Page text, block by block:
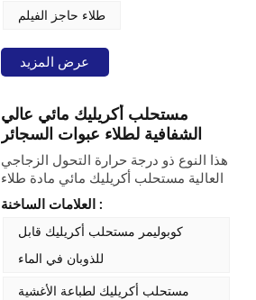
الوضوح. وباستخدام هذا المستحلب، تُصبح
الخاصة بملامسة الأغذية، إذ يُزيل مركبات
الألكيل فينول إيثوكسيلات الضارة
الالتصاق وإعادة الذوبان الممتازة، وهي
طلاء حاجز الفيلم
عرض المزيد
مستحلب أكريليك مائي عالي
الشفافية لطلاء عبوات السجائر
هذا النوع ذو درجة حرارة التحول الزجاجي
العالية مستحلب أكريليك مائي مادة طلاء
متخصصة عالية الأداء، مثالية لتطبيقات
تغليف السجائر. وباعتبارها مستحلب
أكريليك مائي فاخر، فإنها توفر شفافية
فائقة ولمعانًا عاليًا، إلى جانب توافق واسع
وثبات موثوق، مما يجعلها خيارًا مثاليًا
العلامات الساخنة :
كوبوليمر مستحلب أكريليك قابل
للذوبان في الماء
مستحلب أكريليك لطباعة الأغشية